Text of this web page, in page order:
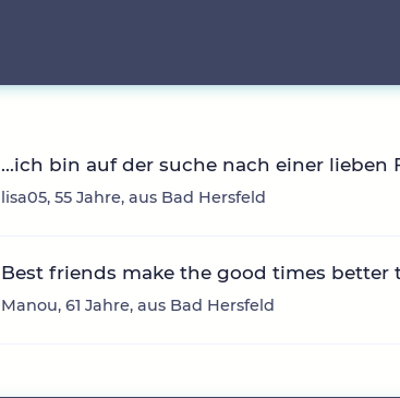
...ich bin auf der suche nach einer lieben
lisa05, 55 Jahre, aus Bad Hersfeld
Best friends make the good times better
Manou, 61 Jahre, aus Bad Hersfeld